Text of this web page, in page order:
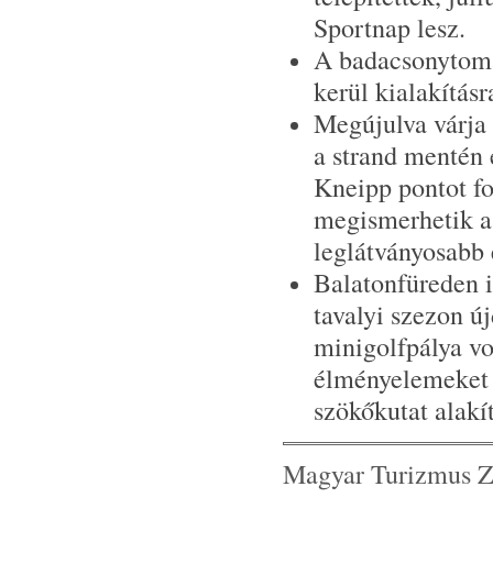
Sportnap lesz.
A
kerül
Megújulva várja
a strand
Kneipp pontot
megismerhetik
Balatonfüreden
tavalyi szezon
minigolfpálya
szökőkutat
Magyar Turizmus